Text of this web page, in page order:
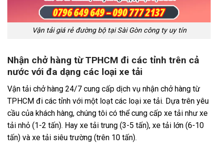
Vận tải giá rẻ đường bộ tại Sài Gòn công ty uy tín
Nhận chở hàng từ TPHCM đi các tỉnh trên cả
nước với đa dạng các loại xe tải
Vận tải chở hàng 24/7 cung cấp dịch vụ nhận chở hàng từ
TPHCM đi các tỉnh với một loạt các loại xe tải. Dựa trên yêu
cầu của khách hàng, chúng tôi có thể cung cấp xe tải như xe
tải nhỏ (1-2 tấn). Hay xe tải trung (3-5 tấn), xe tải lớn (6-10
tấn) và xe tải siêu trường (trên 10 tấn).